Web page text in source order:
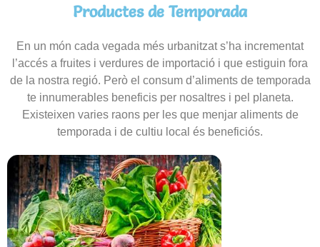
Productes de Temporada
En un món cada vegada més urbanitzat s’ha incrementat
l’accés a fruites i verdures de importació i que estiguin fora
de la nostra regió. Però el consum d’aliments de temporada
te innumerables beneficis per nosaltres i pel planeta.
Existeixen varies raons per les que menjar aliments de
temporada i de cultiu local és beneficiós.